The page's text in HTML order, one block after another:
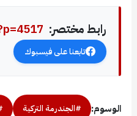
رابط مختصر:
تابعنا على فيسبوك
الوسوم: #الجندرمة التركية